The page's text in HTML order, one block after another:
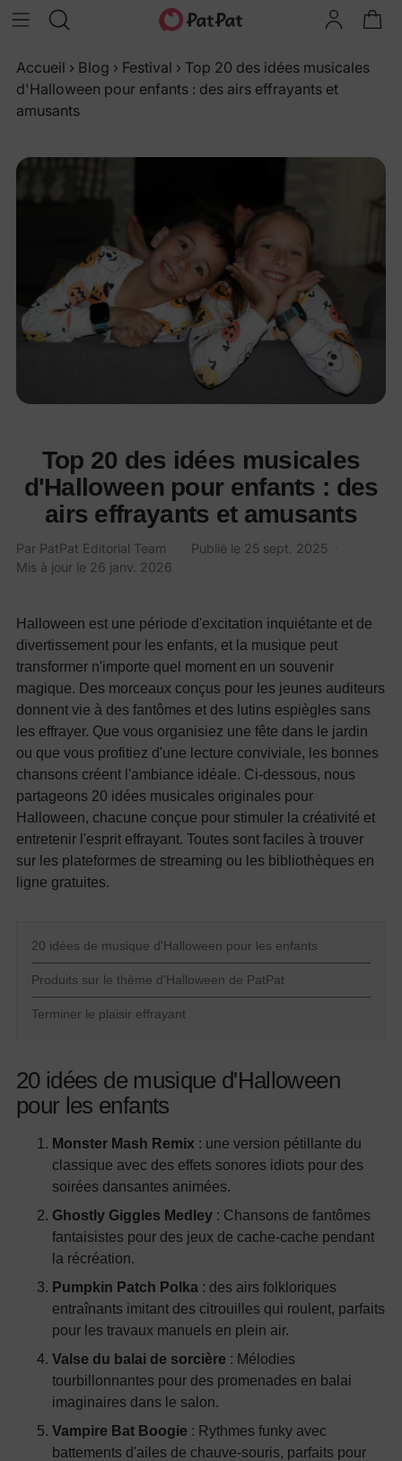
Accueil › Blog › Festival › Top 20 des idées musicales
d'Halloween pour enfants : des airs effrayants et
amusants
Top 20 des idées musicales
d'Halloween pour enfants : des
airs effrayants et amusants
Par PatPat Editorial Team Publié le 25 sept. 2025
Mis à jour le 26 janv. 2026
Halloween est une période d'excitation inquiétante et de
divertissement pour les enfants, et la musique peut
transformer n'importe quel moment en un souvenir
magique. Des morceaux conçus pour les jeunes auditeurs
donnent vie à des fantômes et des lutins espiègles sans
les effrayer. Que vous organisiez une fête dans le jardin
ou que vous profitiez d'une lecture conviviale, les bonnes
chansons créent l'ambiance idéale. Ci-dessous, nous
partageons 20 idées musicales originales pour
Halloween, chacune conçue pour stimuler la créativité et
entretenir l'esprit effrayant. Toutes sont faciles à trouver
sur les plateformes de streaming ou les bibliothèques en
ligne gratuites.
20 idées de musique d'Halloween pour les enfants
Produits sur le thème d'Halloween de PatPat
Terminer le plaisir effrayant
20 idées de musique d'Halloween
pour les enfants
Monster Mash Remix : une version pétillante du
classique avec des effets sonores idiots pour des
soirées dansantes animées.
Ghostly Giggles Medley : Chansons de fantômes
fantaisistes pour des jeux de cache-cache pendant
la récréation.
Pumpkin Patch Polka : des airs folkloriques
entraînants imitant des citrouilles qui roulent, parfaits
pour les travaux manuels en plein air.
Valse du balai de sorcière : Mélodies
tourbillonnantes pour des promenades en balai
imaginaires dans le salon.
Vampire Bat Boogie : Rythmes funky avec
battements d'ailes de chauve-souris, parfaits pour